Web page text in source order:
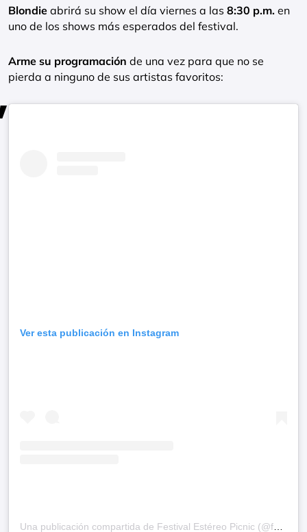
Blondie abrirá su show el día viernes a las 8:30 p.m. en
uno de los shows más esperados del festival.
Arme su programación de una vez para que no se
pierda a ninguno de sus artistas favoritos:
Ver esta publicación en Instagram